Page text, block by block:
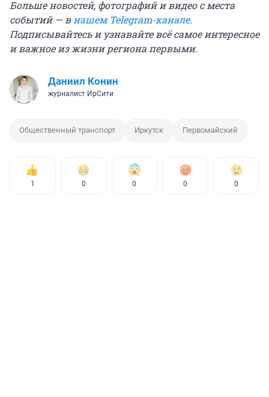
Больше новостей, фотографий и видео с места
событий — внашем Telegram-канале.
Подписывайтесь и узнавайте всё самое интересное
и важное из жизни региона первыми.
Даниил Конин
журналист ИрСити
Общественный транспорт Иркутск Первомайский
1 0 0 0 0